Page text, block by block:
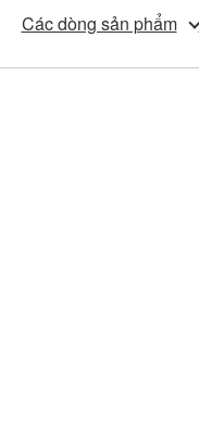
Các dòng sản phẩm